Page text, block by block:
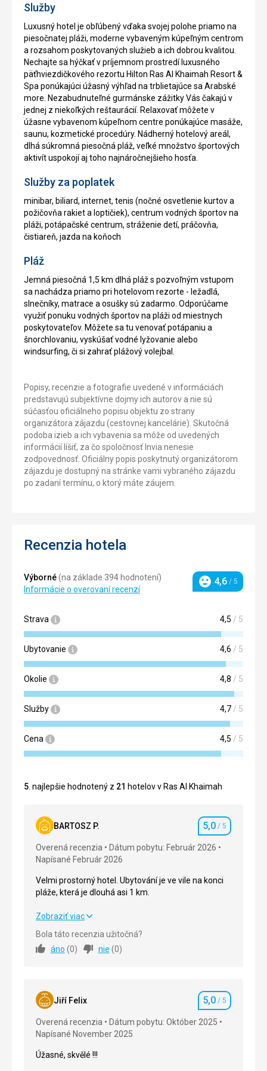
Služby
Luxusný hotel je obľúbený vďaka svojej polohe priamo na
piesočnatej pláži, moderne vybaveným kúpeľným centrom
a rozsahom poskytovaných služieb a ich dobrou kvalitou.
Nechajte sa hýčkať v príjemnom prostredí luxusného
päťhviezdičkového rezortu Hilton Ras Al Khaimah Resort &
Spa ponúkajúci úžasný výhľad na trblietajúce sa Arabské
more. Nezabudnuteľné gurmánske zážitky Vás čakajú v
jednej z niekoľkých reštaurácií. Relaxovať môžete v
úžasne vybavenom kúpeľnom centre ponúkajúce masáže,
saunu, kozmetické procedúry. Nádherný hotelový areál,
dlhá súkromná piesočná pláž, veľké množstvo športových
aktivít uspokojí aj toho najnáročnejšieho hosťa.
Služby za poplatek
minibar, biliard, internet, tenis (nočné osvetlenie kurtov a
požičovňa rakiet a loptičiek), centrum vodných športov na
pláži, potápačské centrum, stráženie detí, práčovňa,
čistiareň, jazda na koňoch
Pláž
Jemná piesočná 1,5 km dlhá pláž s pozvoľným vstupom
sa nachádza priamo pri hotelovom rezorte - ležadlá,
slnečníky, matrace a osušky sú zadarmo. Odporúčame
využiť ponuku vodných športov na pláži od miestnych
poskytovateľov. Môžete sa tu venovať potápaniu a
šnorchlovaniu, vyskúšať vodné lyžovanie alebo
windsurfing, či si zahrať plážový volejbal.
Popisy, recenzie a fotografie uvedené v informáciách
predstavujú subjektívne dojmy ich autorov a nie sú
súčasťou oficiálneho popisu objektu zo strany
organizátora zájazdu (cestovnej kancelárie). Skutočná
podoba izieb a ich vybavenia sa môže od uvedených
informácií líšiť, za čo spoločnosť Invia nenesie
zodpovednosť. Oficiálny popis poskytnutý organizátorom
zájazdu je dostupný na stránke vami vybraného zájazdu
po zadaní termínu, o ktorý máte záujem.
Recenzia hotela
Výborné(na základe 394 hodnotení)
Informácie o overovaní recenzí
Hodnotenie
4,6 / 5
Strava 4,5 / 5
Ubytovanie 4,6 / 5
Okolie 4,8 / 5
Služby 4,7 / 5
Cena 4,5 / 5
5 . najlepšie hodnotený z 21 hotelov v Ras Al Khaimah
BARTOSZ P. Hodnotenie
5,0 / 5
Overená recenzia
Dátum pobytu: Február 2026
Napísané Február 2026
Velmi prostorný hotel. Ubytování je ve vile na konci
pláže, která je dlouhá asi 1 km.
Velmi prostorný hotel. Ubytování je ve vile na konci
Strava
Okolie 5,0/ 5
Služby 5,0 / 5
Cena
Zobraziť viac
Bola táto recenzia užitočná?
áno (0) nie (0)
Jiří Felix Hodnotenie
5,0 / 5
Overená recenzia
Dátum pobytu: Október 2025
Napísané November 2025
Úžasné, skvělé !!!